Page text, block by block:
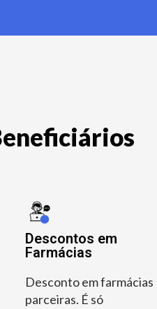
Descontos em
Farmácias
Desconto em farmácias
parceiras. É só